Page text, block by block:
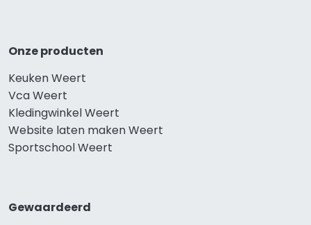
Onze producten
Keuken Weert
Vca Weert
Kledingwinkel Weert
Website laten maken Weert
Sportschool Weert
Gewaardeerd